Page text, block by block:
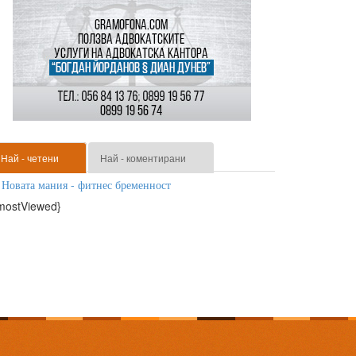
Най - четени Най - коментирани
Новата мания - фитнес бременност